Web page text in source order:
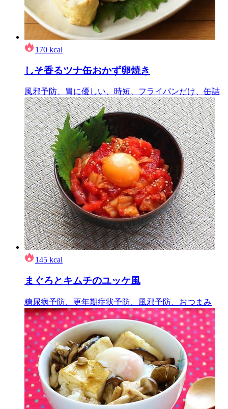
170 kcal
しそ香るツナ缶おかず卵焼き
風邪予防、胃に優しい、時短、フライパンだけ、缶詰
145 kcal
まぐろとキムチのユッケ風
糖尿病予防、更年期症状予防、風邪予防、おつまみ